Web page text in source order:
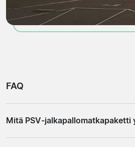
FAQ
Mitä PSV-jalkapallomatkapaketti